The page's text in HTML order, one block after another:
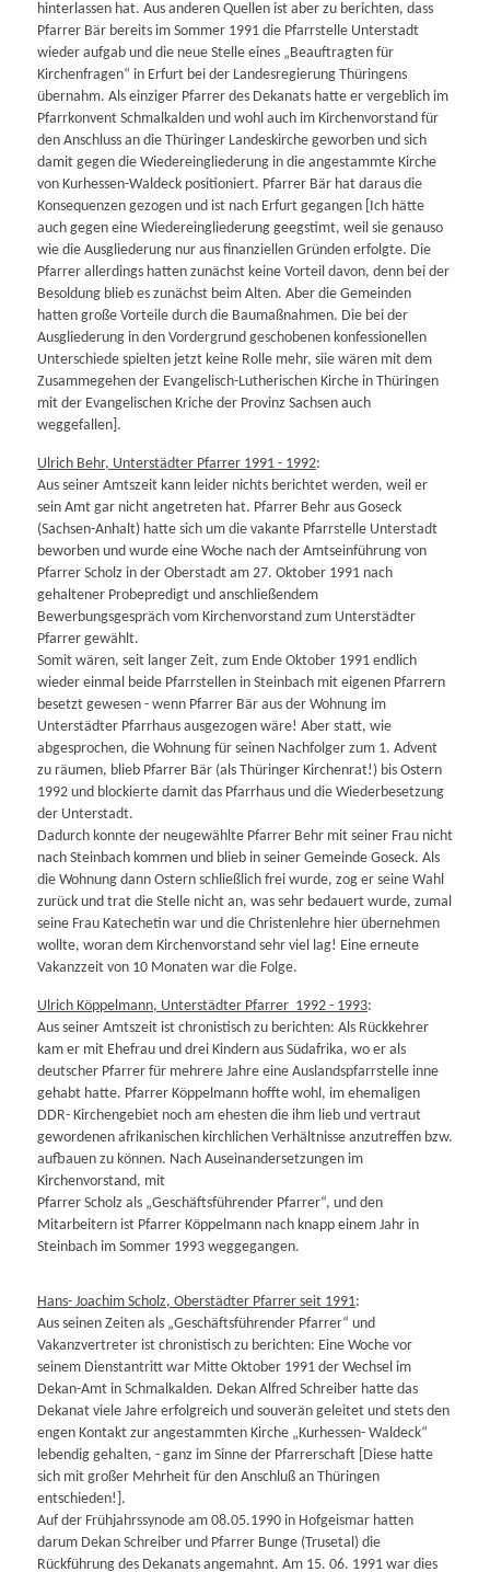
hinterlassen hat. Aus anderen Quellen ist aber zu berichten, dass
Pfarrer Bär bereits im Sommer 1991 die Pfarrstelle Unterstadt
wieder aufgab und die neue Stelle eines „Beauftragten für
Kirchenfragen“ in Erfurt bei der Landesregierung Thüringens
übernahm. Als einziger Pfarrer des Dekanats hatte er vergeblich im
Pfarrkonvent Schmalkalden und wohl auch im Kirchenvorstand für
den Anschluss an die Thüringer Landeskirche geworben und sich
damit gegen die Wiedereingliederung in die angestammte Kirche
von Kurhessen-Waldeck positioniert. Pfarrer Bär hat daraus die
Konsequenzen gezogen und ist nach Erfurt gegangen [Ich hätte
auch gegen eine Wiedereingliederung geegstimt, weil sie genauso
wie die Ausgliederung nur aus finanziellen Gründen erfolgte. Die
Pfarrer allerdings hatten zunächst keine Vorteil davon, denn bei der
Besoldung blieb es zunächst beim Alten. Aber die Gemeinden
hatten große Vorteile durch die Baumaßnahmen. Die bei der
Ausgliederung in den Vordergrund geschobenen konfessionellen
Unterschiede spielten jetzt keine Rolle mehr, siie wären mit dem
Zusammegehen der Evangelisch-Lutherischen Kirche in Thüringen
mit der Evangelischen Kriche der Provinz Sachsen auch
weggefallen].
Ulrich Behr, Unterstädter Pfarrer 1991 - 1992:
Aus seiner Amtszeit kann leider nichts berichtet werden, weil er
sein Amt gar nicht angetreten hat. Pfarrer Behr aus Goseck
(Sachsen-Anhalt) hatte sich um die vakante Pfarrstelle Unterstadt
beworben und wurde eine Woche nach der Amtseinführung von
Pfarrer Scholz in der Oberstadt am 27. Oktober 1991 nach
gehaltener Probepredigt und anschließendem
Bewerbungsgespräch vom Kirchenvorstand zum Unterstädter
Pfarrer gewählt.
Somit wären, seit langer Zeit, zum Ende Oktober 1991 endlich
wieder einmal beide Pfarrstellen in Steinbach mit eigenen Pfarrern
besetzt gewesen - wenn Pfarrer Bär aus der Wohnung im
Unterstädter Pfarrhaus ausgezogen wäre! Aber statt, wie
abgesprochen, die Wohnung für seinen Nachfolger zum 1. Advent
zu räumen, blieb Pfarrer Bär (als Thüringer Kirchenrat!) bis Ostern
1992 und blockierte damit das Pfarrhaus und die Wiederbesetzung
der Unterstadt.
Dadurch konnte der neugewählte Pfarrer Behr mit seiner Frau nicht
nach Steinbach kommen und blieb in seiner Gemeinde Goseck. Als
die Wohnung dann Ostern schließlich frei wurde, zog er seine Wahl
zurück und trat die Stelle nicht an, was sehr bedauert wurde, zumal
seine Frau Katechetin war und die Christenlehre hier übernehmen
wollte, woran dem Kirchenvorstand sehr viel lag! Eine erneute
Vakanzzeit von 10 Monaten war die Folge.
Ulrich Köppelmann, Unterstädter Pfarrer 1992 - 1993:
Aus seiner Amtszeit ist chronistisch zu berichten: Als Rückkehrer
kam er mit Ehefrau und drei Kindern aus Südafrika, wo er als
deutscher Pfarrer für mehrere Jahre eine Auslandspfarrstelle inne
gehabt hatte. Pfarrer Köppelmann hoffte wohl, im ehemaligen
DDR- Kirchengebiet noch am ehesten die ihm lieb und vertraut
gewordenen afrikanischen kirchlichen Verhältnisse anzutreffen bzw.
aufbauen zu können. Nach Auseinandersetzungen im
Kirchenvorstand, mit
Pfarrer Scholz als „Geschäftsführender Pfarrer“, und den
Mitarbeitern ist Pfarrer Köppelmann nach knapp einem Jahr in
Steinbach im Sommer 1993 weggegangen.
Hans- Joachim Scholz, Oberstädter Pfarrer seit 1991:
Aus seinen Zeiten als „Geschäftsführender Pfarrer“ und
Vakanzvertreter ist chronistisch zu berichten: Eine Woche vor
seinem Dienstantritt war Mitte Oktober 1991 der Wechsel im
Dekan-Amt in Schmalkalden. Dekan Alfred Schreiber hatte das
Dekanat viele Jahre erfolgreich und souverän geleitet und stets den
engen Kontakt zur angestammten Kirche „Kurhessen- Waldeck“
lebendig gehalten, - ganz im Sinne der Pfarrerschaft [Diese hatte
sich mit großer Mehrheit für den Anschluß an Thüringen
entschieden!].
Auf der Frühjahrssynode am 08.05.1990 in Hofgeismar hatten
darum Dekan Schreiber und Pfarrer Bunge (Trusetal) die
Rückführung des Dekanats angemahnt. Am 15. 06. 1991 war dies